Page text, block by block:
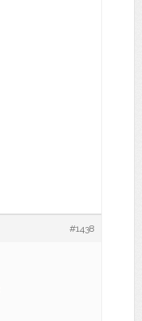
#1438